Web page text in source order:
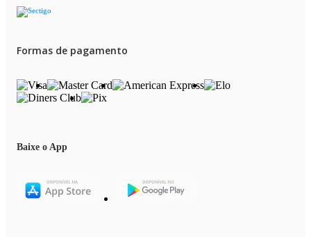
Formas de pagamento
Baixe o App